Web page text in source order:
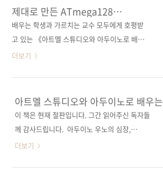
제대로 만든 ATmega128
마이크로컨트롤러 교과서
배우는 학생과 가르치는 교수 모두에게 호평받
고 있는 《아트멜 스튜디오와 아두이노로 배우
는 ATmega328 프로그래밍》의 저자께서 심혈
ATmega328 프로그래밍》 서평 보기정말로 대
단한 책입니다. 오랜만에 곱게 포장해 아껴주고
싶은 책을 만났다. 위 서적은 아두이노 우노에서
위해 레지스터를 사용하여 프로그램을 작성하는
'C 스타일'과 추상화된 함수를 사용하여 스케치
더보기
아트멜 스튜디오와 아두이노로 배우는
ATmega328 프로그래밍
이 책은 현재 절판입니다. 그간 읽어주신 독자들
께 감사드립니다. 아두이노 우노의 심장,
ATmega328을 뛰게 하는 두 가지 방법!베스트
더보기